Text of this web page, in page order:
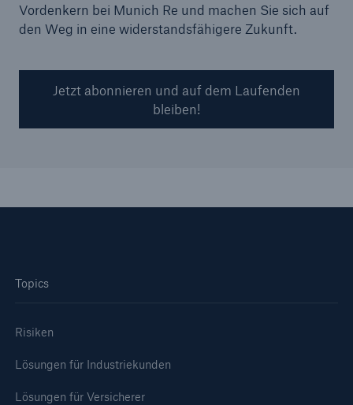
Vordenkern bei Munich Re und machen Sie sich auf
den Weg in eine widerstandsfähigere Zukunft.
Jetzt abonnieren und auf dem Laufenden
bleiben!
Topics
Risiken
Lösungen für Industriekunden
Lösungen für Versicherer